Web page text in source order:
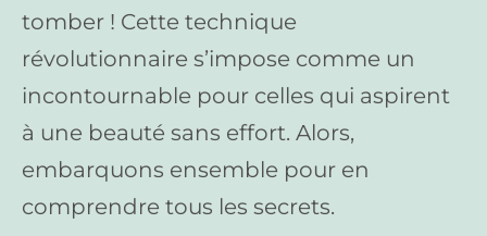
tomber ! Cette technique
révolutionnaire s’impose comme un
incontournable pour celles qui aspirent
à une beauté sans effort. Alors,
embarquons ensemble pour en
comprendre tous les secrets.